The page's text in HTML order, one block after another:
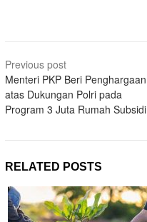
Post
navigation
Previous post
Menteri PKP Beri Penghargaan
atas Dukungan Polri pada
Program 3 Juta Rumah Subsidi
RELATED POSTS